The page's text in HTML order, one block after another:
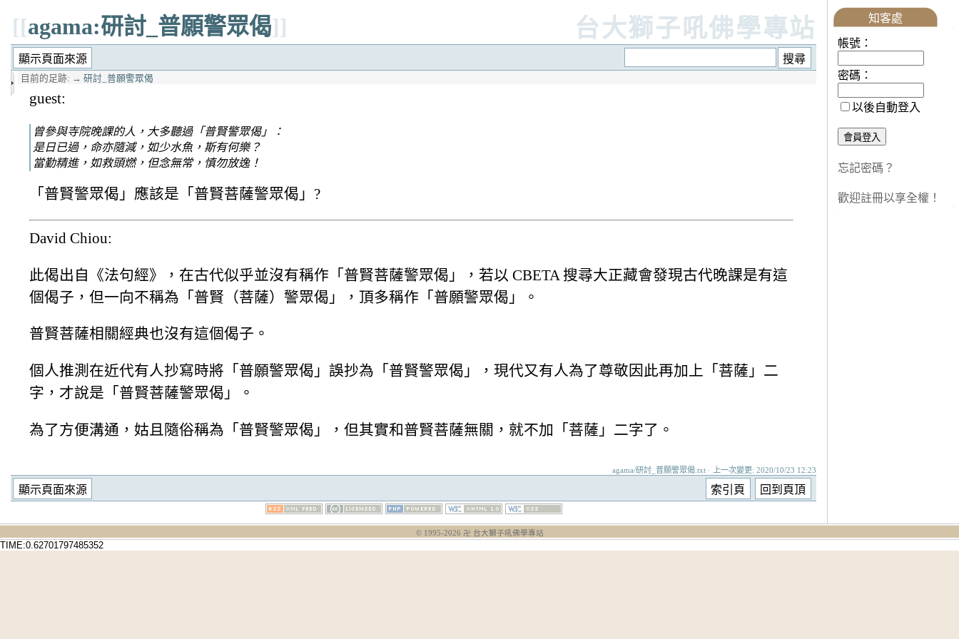
[[agama:研討_普願警眾偈]] 台大獅子吼佛學專站
目前的足跡: → 研討_普願警眾偈
guest:
曾參與寺院晚課的人，大多聽過「普賢警眾偈」：
是日已過，命亦隨減，如少水魚，斯有何樂？
當勤精進，如救頭燃，但念無常，慎勿放逸！
「普賢警眾偈」應該是「普賢菩薩警眾偈」?
David Chiou:
此偈出自《法句經》，在古代似乎並沒有稱作「普賢菩薩警眾偈」，若以 CBETA 搜尋大正藏會發現古代晚課是有這
個偈子，但一向不稱為「普賢（菩薩）警眾偈」，頂多稱作「普願警眾偈」。
普賢菩薩相關經典也沒有這個偈子。
個人推測在近代有人抄寫時將「普願警眾偈」誤抄為「普賢警眾偈」，現代又有人為了尊敬因此再加上「菩薩」二
字，才說是「普賢菩薩警眾偈」。
為了方便溝通，姑且隨俗稱為「普賢警眾偈」，但其實和普賢菩薩無關，就不加「菩薩」二字了。
agama/研討_普願警眾偈.txt · 上一次變更: 2020/10/23 12:23
知客處
帳號：
密碼：
以後自動登入
忘記密碼？
歡迎註冊以享全權！
© 1995-2026 卍 台大獅子吼佛學專站
TIME:0.62701797485352